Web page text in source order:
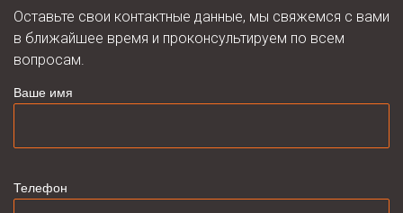
Оставьте свои контактные данные, мы свяжемся с вами
в ближайшее время и проконсультируем по всем
вопросам.
Ваше имя
Телефон